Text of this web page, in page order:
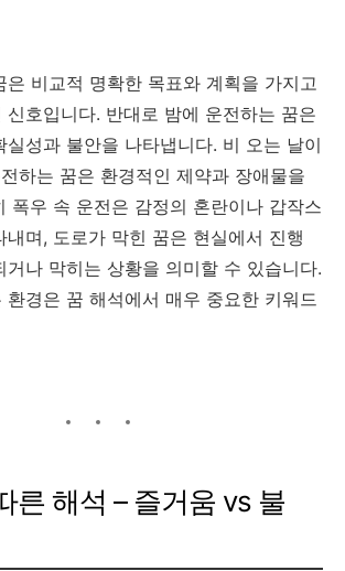
은 비교적 명확한 목표와 계획을 가지고
신호입니다. 반대로 밤에 운전하는 꿈은
실성과 불안을 나타냅니다. 비 오는 날이
하는 꿈은 환경적인 제약과 장애물을
폭우 속 운전은 감정의 혼란이나 갑작스
내며, 도로가 막힌 꿈은 현실에서 진행
거나 막히는 상황을 의미할 수 있습니다.
환경은 꿈 해석에서 매우 중요한 키워드
른 해석 – 즐거움 vs 불